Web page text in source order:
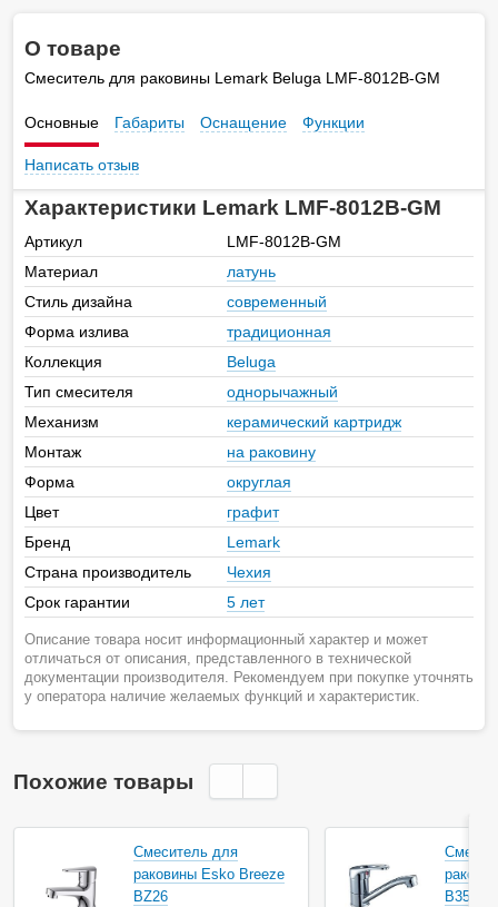
О товаре
Смеситель для раковины Lemark Beluga LMF-8012B-GM
Основные Габариты Оснащение Функции
Написать отзыв
Характеристики Lemark LMF-8012B-GM
Артикул
LMF-8012B-GM
Материал
латунь
Стиль дизайна
современный
Форма излива
традиционная
Коллекция
Beluga
Тип смесителя
однорычажный
Механизм
керамический картридж
Монтаж
на раковину
Форма
округлая
Цвет
графит
Бренд
Lemark
Страна производитель
Чехия
Срок гарантии
5 лет
Описание товара носит информационный характер и может
отличаться от описания, представленного в технической
документации производителя. Рекомендуем при покупке уточнять
у оператора наличие желаемых функций и характеристик.
Похожие товары
Смеситель для
раковины Esko Breeze
BZ26
B35-22